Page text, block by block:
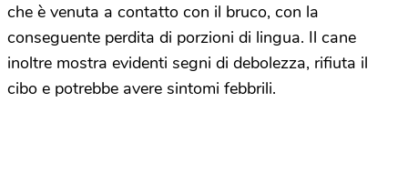
che è venuta a contatto con il bruco, con la
conseguente perdita di porzioni di lingua. Il cane
inoltre mostra evidenti segni di debolezza, rifiuta il
cibo e potrebbe avere sintomi febbrili.